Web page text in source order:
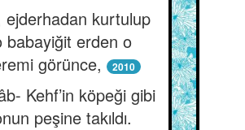
ejderhadan kurtulup
babayiğit erden o
görünce,
2010
Kehf’in köpeği gibi
peşine takıldı.